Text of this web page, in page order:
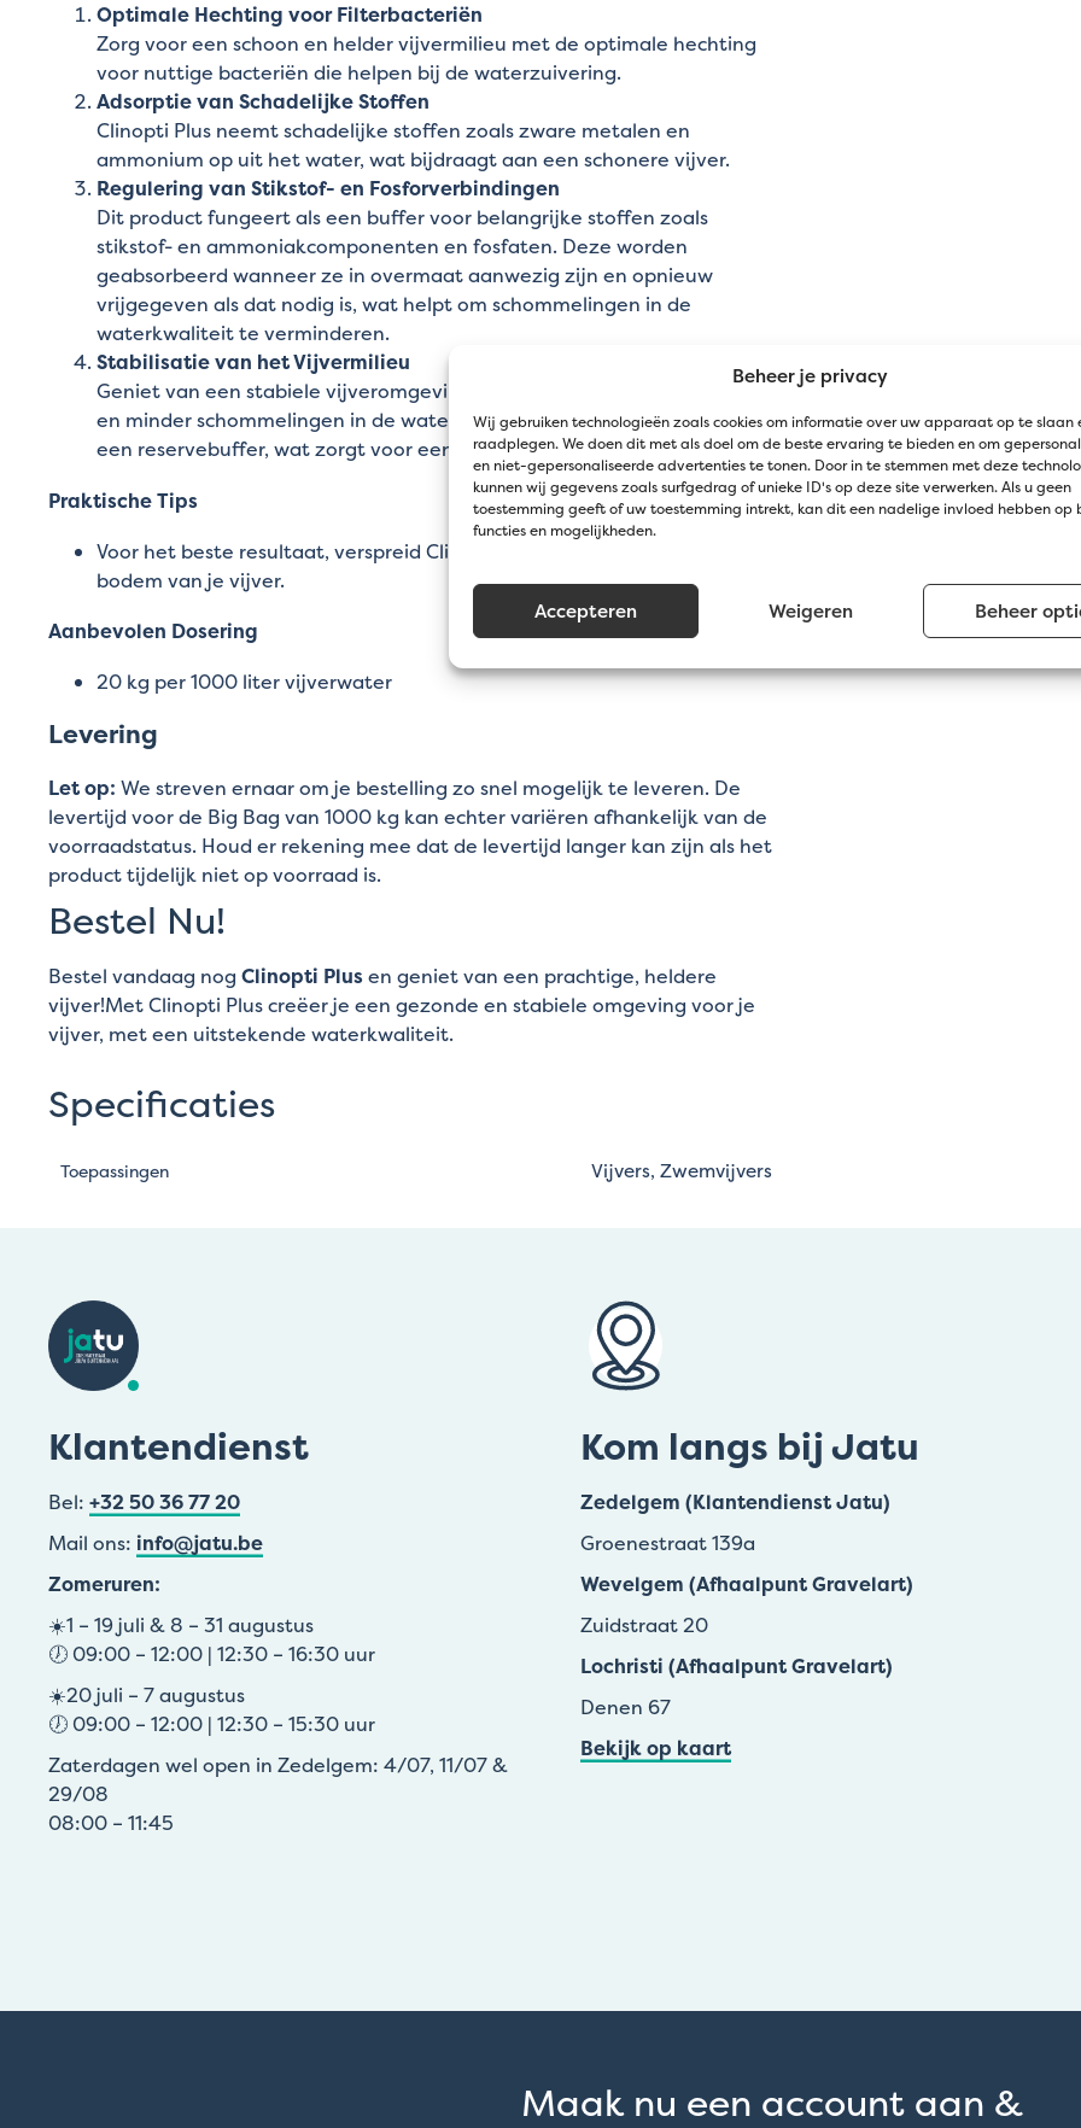
Beheer je privacy
Wij gebruiken technologieën zoals cookies om informatie over uw apparaat op te slaan
raadplegen. We doen dit met als doel om de beste ervaring te bieden en om
en niet-gepersonaliseerde advertenties te tonen. Door in te stemmen met deze
kunnen wij gegevens zoals surfgedrag of unieke ID's op deze site verwerken. Als u geen
toestemming geeft of uw toestemming intrekt, kan dit een nadelige invloed hebben op
functies en mogelijkheden.
Accepteren Weigeren Beheer
Optimale Hechting voor Filterbacteriën
Zorg voor een schoon en helder vijvermilieu met de optimale hechting
voor nuttige bacteriën die helpen bij de waterzuivering.
Adsorptie van Schadelijke Stoffen
Clinopti Plus neemt schadelijke stoffen zoals zware metalen en
ammonium op uit het water, wat bijdraagt aan een schonere vijver.
Regulering van Stikstof- en Fosforverbindingen
Dit product fungeert als een buffer voor belangrijke stoffen zoals
stikstof- en ammoniakcomponenten en fosfaten. Deze worden
geabsorbeerd wanneer ze in overmaat aanwezig zijn en opnieuw
vrijgegeven als dat nodig is, wat helpt om schommelingen in de
waterkwaliteit te verminderen.
Stabilisatie van het Vijvermilieu
Geniet van een stabiele vijveromgeving met minder algenproblemen
en minder schommelingen in de waterkwaliteit. Clinopti Plus werkt als
een reservebuffer, wat zorgt voor een veel stabieler vijvermilieu.
Praktische Tips
Voor het beste resultaat, verspreid Clinopti Plus gelijkmatig over de
bodem van je vijver.
Aanbevolen Dosering
20 kg per 1000 liter vijverwater
Levering
Let op: We streven ernaar om je bestelling zo snel mogelijk te leveren. De
levertijd voor de Big Bag van 1000 kg kan echter variëren afhankelijk van de
voorraadstatus. Houd er rekening mee dat de levertijd langer kan zijn als het
product tijdelijk niet op voorraad is.
Bestel Nu!
Bestel vandaag nog Clinopti Plusen geniet van een prachtige, heldere
vijver!Met Clinopti Plus creëer je een gezonde en stabiele omgeving voor je
vijver, met een uitstekende waterkwaliteit.
Specificaties
Toepassingen Vijvers, Zwemvijvers
Klantendienst
Bel: +32 50 36 77 20
Mail ons: info@jatu.be
Zomeruren:
☀️1 – 19 juli & 8 – 31 augustus
🕖 09:00 – 12:00 | 12:30 – 16:30 uur
☀️20 juli – 7 augustus
🕖 09:00 – 12:00 | 12:30 – 15:30 uur
Zaterdagen wel open in Zedelgem: 4/07, 11/07 &
29/08
08:00 – 11:45
Kom langs bij Jatu
Zedelgem (Klantendienst Jatu)
Groenestraat 139a
Wevelgem (Afhaalpunt Gravelart)
Zuidstraat 20
Lochristi (Afhaalpunt Gravelart)
Denen 67
Bekijk op kaart
Maak nu een account aan &